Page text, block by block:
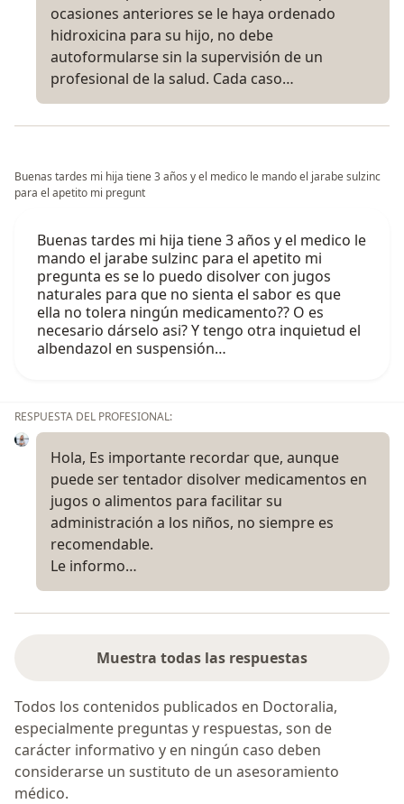
ocasiones anteriores se le haya ordenado
hidroxicina para su hijo, no debe
autoformularse sin la supervisión de un
profesional de la salud. Cada caso…
Buenas tardes mi hija tiene 3 años y el medico le mando el jarabe sulzinc
para el apetito mi pregunt
Buenas tardes mi hija tiene 3 años y el medico le
mando el jarabe sulzinc para el apetito mi
pregunta es se lo puedo disolver con jugos
naturales para que no sienta el sabor es que
ella no tolera ningún medicamento?? O es
necesario dárselo asi? Y tengo otra inquietud el
albendazol en suspensión…
RESPUESTA DEL PROFESIONAL:
Hola, Es importante recordar que, aunque
puede ser tentador disolver medicamentos en
jugos o alimentos para facilitar su
administración a los niños, no siempre es
recomendable.
Le informo…
Muestra todas las respuestas
Todos los contenidos publicados en Doctoralia,
especialmente preguntas y respuestas, son de
carácter informativo y en ningún caso deben
considerarse un sustituto de un asesoramiento
médico.